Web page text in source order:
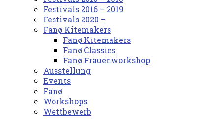
Festivals 2016 – 2019
Festivals 2020 –
Fanø Kitemakers
Fanø Kitemakers
Fanø Classics
Fanø Frauenworkshop
Ausstellung
Events
Fanø
Workshops
Wettbewerb